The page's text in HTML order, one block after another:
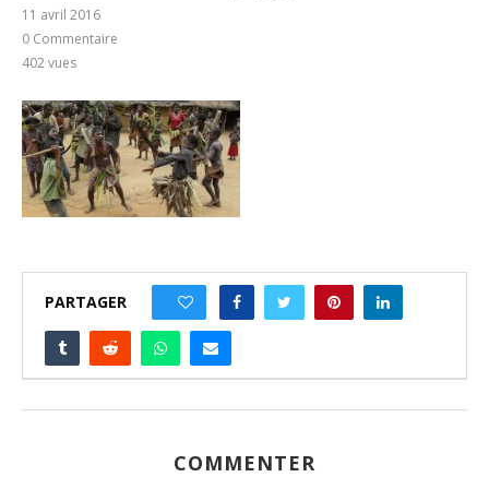
11 avril 2016
0 Commentaire
402vues
PARTAGER
COMMENTER